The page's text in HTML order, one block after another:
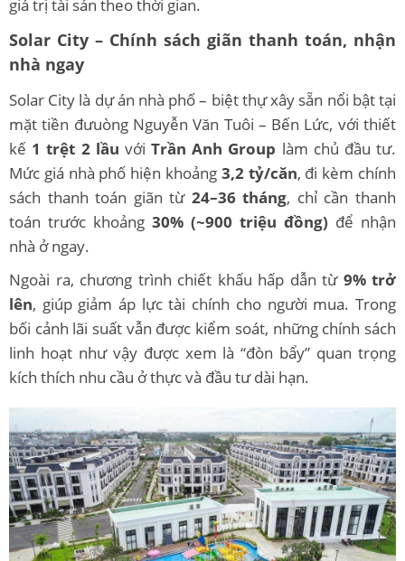
giá trị tài sản theo thời gian.
Solar City – Chính sách giãn thanh toán, nhận
nhà ngay
Solar City là dự án nhà phố – biệt thự xây sẵn nổi bật tại
mặt tiền đưuòng Nguyễn Văn Tuôi – Bến Lức, với thiết
kế 1 trệt 2 lầu vớiTrần Anh Group làm chủ đầu tư.
Mức giá nhà phố hiện khoảng 3,2 tỷ/căn, đi kèm chính
sách thanh toán giãn từ 24–36 tháng, chỉ cần thanh
toán trước khoảng 30% (~900 triệu đồng) để nhận
nhà ở ngay.
Ngoài ra, chương trình chiết khấu hấp dẫn từ 9% trở
lên, giúp giảm áp lực tài chính cho người mua. Trong
bối cảnh lãi suất vẫn được kiểm soát, những chính sách
linh hoạt như vậy được xem là “đòn bẩy” quan trọng
kích thích nhu cầu ở thực và đầu tư dài hạn.